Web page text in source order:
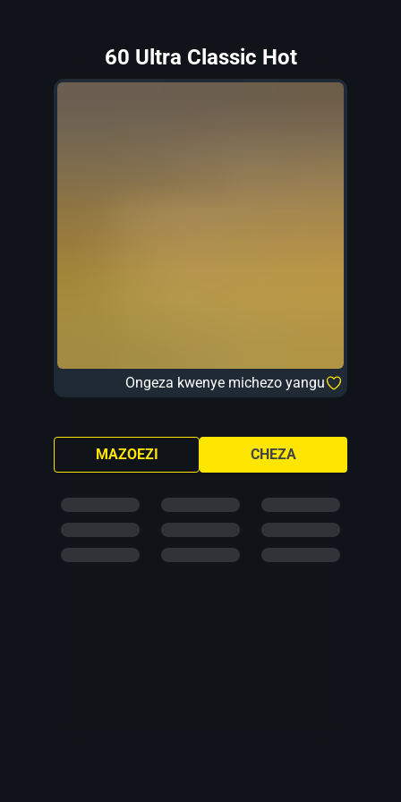
60 Ultra Classic Hot
Ongeza kwenye michezo yangu
CHEZA
MAZOEZI